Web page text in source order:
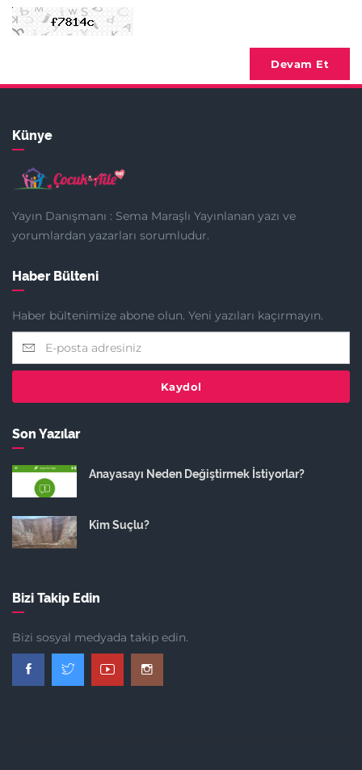
Devam Et
Künye
Yayın Danışmanı : Sema Maraşlı Yayınlanan yazı ve
yorumlardan yazarları sorumludur.
Haber Bülteni
Haber bültenimize abone olun. Yeni yazıları kaçırmayın.
Kaydol
Son Yazılar
Anayasayı Neden Değiştirmek İstiyorlar?
Kim Suçlu?
Bizi Takip Edin
Bizi sosyal medyada takip edin.